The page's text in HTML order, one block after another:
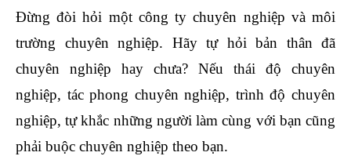
Đừng đòi hỏi một công ty chuyên nghiệp và môi
trường chuyên nghiệp. Hãy tự hỏi bản thân đã
chuyên nghiệp hay chưa? Nếu thái độ chuyên
nghiệp, tác phong chuyên nghiệp, trình độ chuyên
nghiệp, tự khắc những người làm cùng với bạn cũng
phải buộc chuyên nghiệp theo bạn.